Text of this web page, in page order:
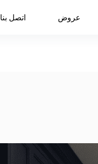
عروض اتصل بنا